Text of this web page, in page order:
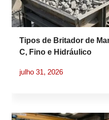
Tipos de Britador de
C, Fino e Hidráulico
julho 31, 2026